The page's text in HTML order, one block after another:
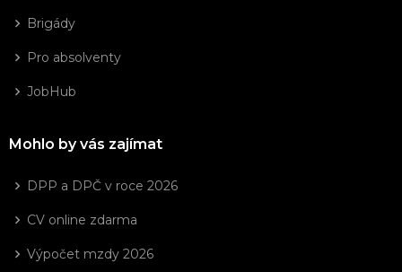
Brigády
Pro absolventy
JobHub
Mohlo by vás zajímat
DPP a DPČ v roce 2026
CV online zdarma
Výpočet mzdy 2026